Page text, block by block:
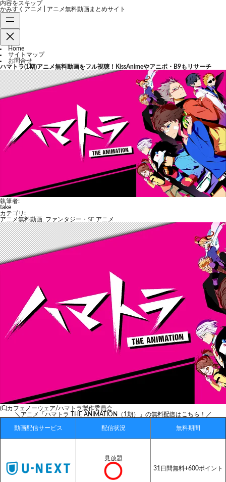
内容をスキップ
かみすくアニメ | アニメ無料動画まとめサイト
Home
サイトマップ
お問合せ
ハマトラ(1期)アニメ無料動画をフル視聴！KissAnimeやアニポ・B9もリサーチ
執筆者:
take
カテゴリ:
アニメ無料動画 ファンタジー・SF アニメ
(C)カフェノーウェア/ハマトラ製作委員会
＼アニメ「ハマトラ THE ANIMATION（1期）」の無料配信はこちら！／
動画配信サービス 配信状況 無料期間
見放題
31日間無料+600ポイント